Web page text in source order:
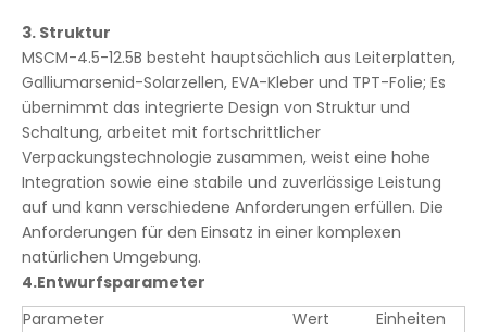
3. Struktur
MSCM-4.5-12.5B besteht hauptsächlich aus Leiterplatten,
Galliumarsenid-Solarzellen, EVA-Kleber und TPT-Folie; Es
übernimmt das integrierte Design von Struktur und
Schaltung, arbeitet mit fortschrittlicher
Verpackungstechnologie zusammen, weist eine hohe
Integration sowie eine stabile und zuverlässige Leistung
auf und kann verschiedene Anforderungen erfüllen. Die
Anforderungen für den Einsatz in einer komplexen
natürlichen Umgebung.
4.Entwurfsparameter
Parameter
Wert
Einheiten